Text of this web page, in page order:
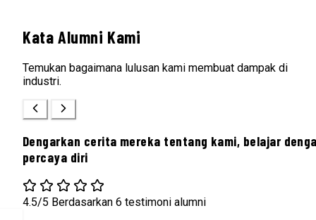
Kata Alumni Kami
Temukan bagaimana lulusan kami membuat dampak di
industri.
Dengarkan cerita mereka tentang kami, belajar
percaya diri
4.5/5 Berdasarkan 6 testimoni alumni